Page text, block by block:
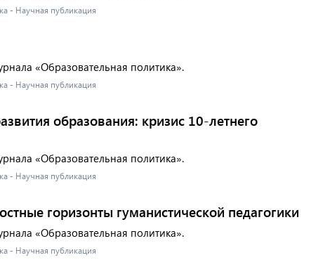
- Научная публикация
«Образовательная политика».
- Научная публикация
образования: кризис 10-летнего
«Образовательная политика».
- Научная публикация
горизонты гуманистической педагогики
«Образовательная политика».
- Научная публикация